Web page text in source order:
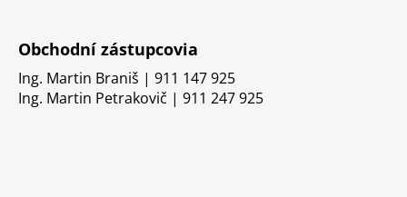
Obchodní zástupcovia
Ing. Martin Braniš | 911 147 925
Ing. Martin Petrakovič | 911 247 925